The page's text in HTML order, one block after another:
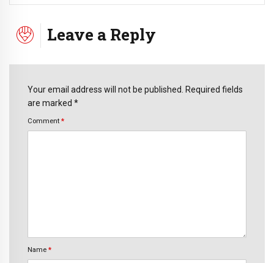
Leave a Reply
Your email address will not be published. Required fields
are marked *
Comment *
Name *